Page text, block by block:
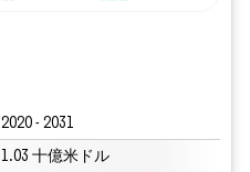
2020 - 2031
1.03 十億米ドル